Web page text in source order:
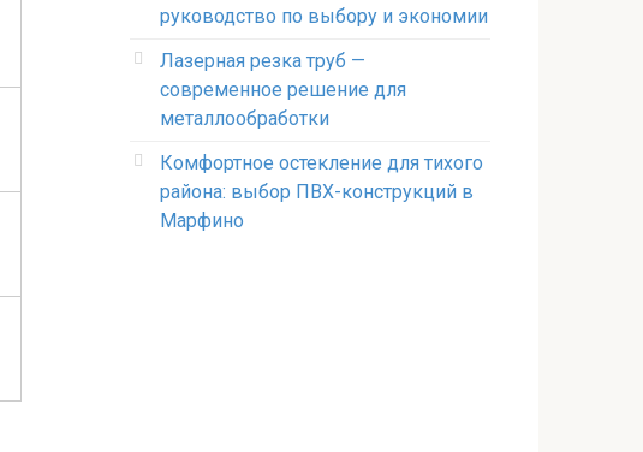
руководство по выбору и экономии
Лазерная резка труб —
современное решение для
металлообработки
Комфортное остекление для тихого
района: выбор ПВХ-конструкций в
Марфино